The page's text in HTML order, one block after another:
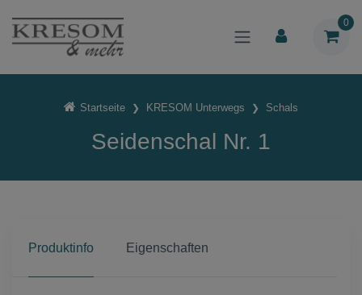
0
Startseite KRESOM Unterwegs Schals
Seidenschal Nr. 1
Produktinfo Eigenschaften